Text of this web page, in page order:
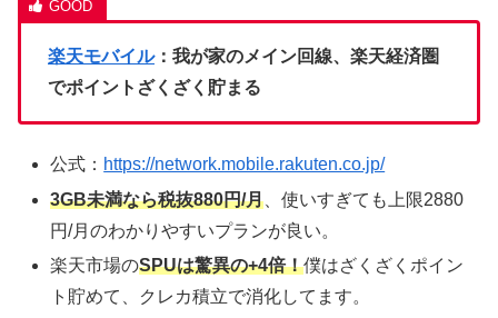
楽天モバイル：我が家のメイン回線、楽天経済圏
でポイントざくざく貯まる
公式： https://network.mobile.rakuten.co.jp/
3GB未満なら税抜880円/月 、使いすぎても上限2880
円/月のわかりやすいプランが良い。
楽天市場のSPUは驚異の+4倍！僕はざくざくポイン
ト貯めて、クレカ積立で消化してます。